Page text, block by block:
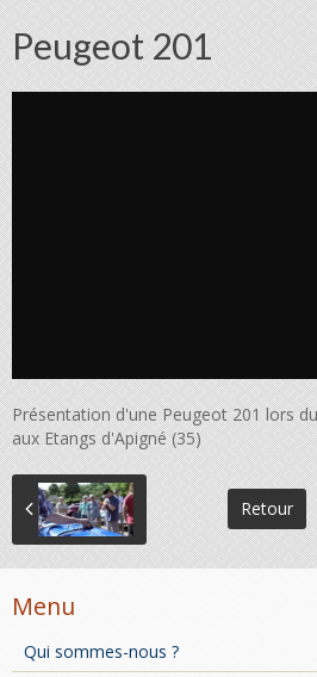
Peugeot 201
Présentation d'une Peugeot 201 lors
aux Etangs d'Apigné (35)
Retour
Menu
Qui sommes-nous ?